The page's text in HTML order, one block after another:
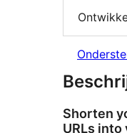
Shorten
URLs into